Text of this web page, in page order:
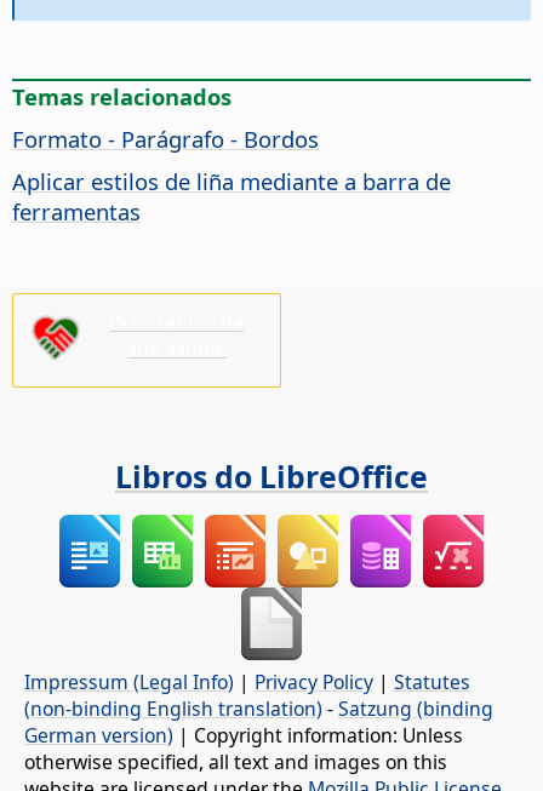
Temas relacionados
Formato - Parágrafo - Bordos
Aplicar estilos de liña mediante a barra de
ferramentas
Libros do LibreOffice
Impressum (Legal Info) | Privacy Policy | Statutes
(non-binding English translation) -Satzung (binding
German version) | Copyright information: Unless
otherwise specified, all text and images on this